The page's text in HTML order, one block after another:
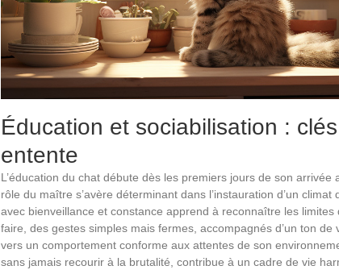
Éducation et sociabilisation :
entente
L’éducation du chat débute dès les premiers jours de son arrivée
rôle du maître s’avère déterminant dans l’instauration d’un climat
avec bienveillance et constance apprend à reconnaître les
faire, des gestes simples mais fermes, accompagnés d’un ton de
vers un comportement conforme aux attentes de son
sans jamais recourir à la brutalité, contribue à un cadre de vie